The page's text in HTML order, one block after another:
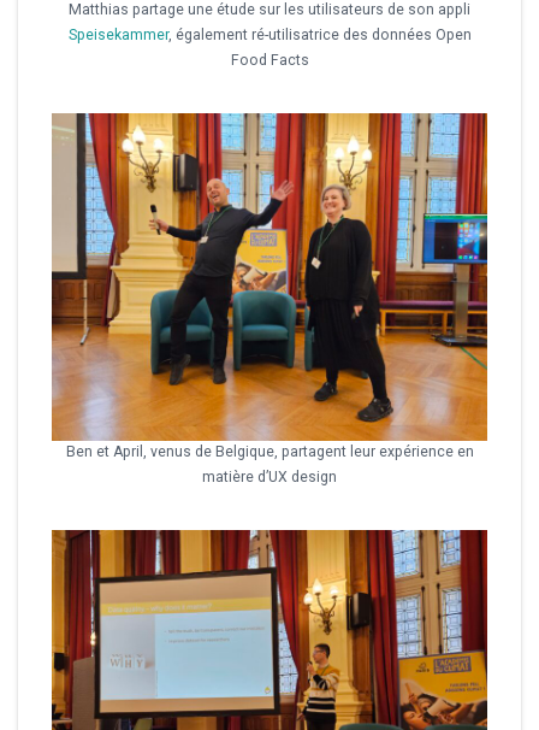
Matthias partage une étude sur les utilisateurs de son appli
Speisekammer, également ré-utilisatrice des données Open
Food Facts
Ben et April, venus de Belgique, partagent leur expérience en
matière d’UX design